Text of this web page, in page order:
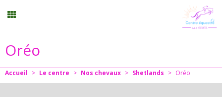
Randonnée
Oréo
Accueil > Le centre > Nos chevaux > Shetlands > Oréo